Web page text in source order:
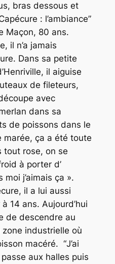
bras dessous et
: l’ambiance”
Maçon, 80 ans.
il n’a jamais
Dans sa petite
il aiguise
de fileteurs,
avec
dans sa
de poissons dans le
ça a été toute
tout rose, on se
à porter d’
j’aimais ça ».
il a lui aussi
14 ans. Aujourd’hui
de descendre au
industrielle où
macéré. “J’ai
aux halles puis